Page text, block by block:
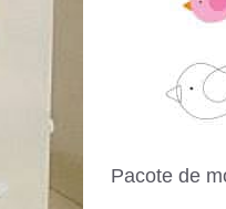
Pacote de